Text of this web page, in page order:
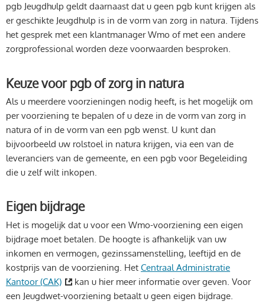
pgb Jeugdhulp geldt daarnaast dat u geen pgb kunt krijgen als
er geschikte Jeugdhulp is in de vorm van zorg in natura. Tijdens
het gesprek met een klantmanager Wmo of met een andere
zorgprofessional worden deze voorwaarden besproken.
Keuze voor pgb of zorg in natura
Als u meerdere voorzieningen nodig heeft, is het mogelijk om
per voorziening te bepalen of u deze in de vorm van zorg in
natura of in de vorm van een pgb wenst. U kunt dan
bijvoorbeeld uw rolstoel in natura krijgen, via een van de
leveranciers van de gemeente, en een pgb voor Begeleiding
die u zelf wilt inkopen.
Eigen bijdrage
Het is mogelijk dat u voor een Wmo-voorziening een eigen
bijdrage moet betalen. De hoogte is afhankelijk van uw
inkomen en vermogen, gezinssamenstelling, leeftijd en de
kostprijs van de voorziening. Het Centraal Administratie
Kantoor (CAK)
kan u hier meer informatie over geven. Voor
een Jeugdwet-voorziening betaalt u geen eigen bijdrage.